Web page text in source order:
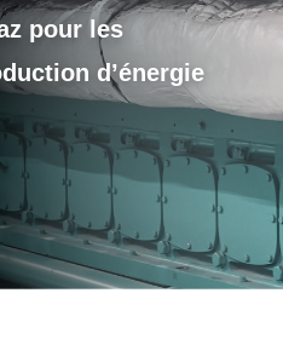
pour les
d’énergie